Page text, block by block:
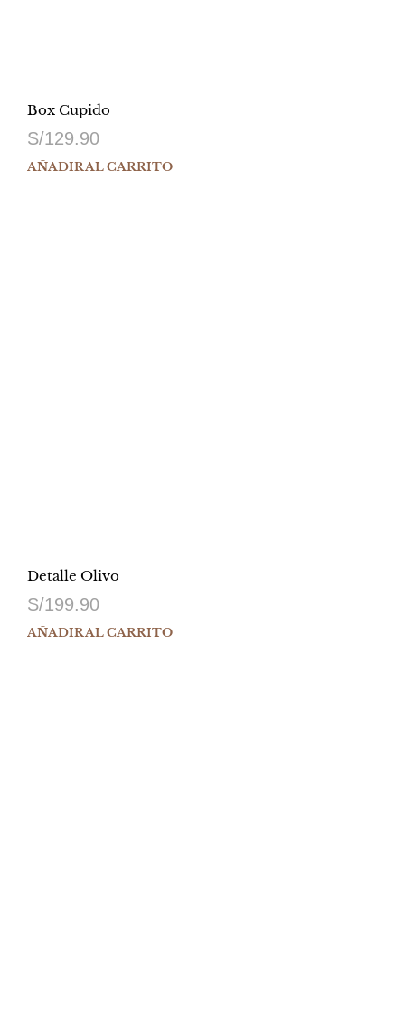
Box Cupido
S/129.90
AÑADIR AL CARRITO
Detalle Olivo
S/199.90
AÑADIR AL CARRITO